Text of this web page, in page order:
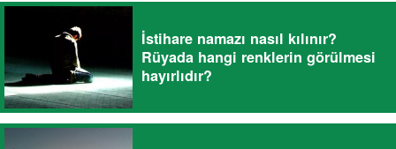
İstihare namazı nasıl kılınır?
Rüyada hangi renklerin görülmesi
hayırlıdır?